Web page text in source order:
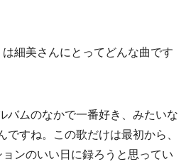
細美さんにとってどんな曲です
バムのなかで一番好き、みたいな
すね。この歌だけは最初から、
ンのいい日に録ろうと思ってい